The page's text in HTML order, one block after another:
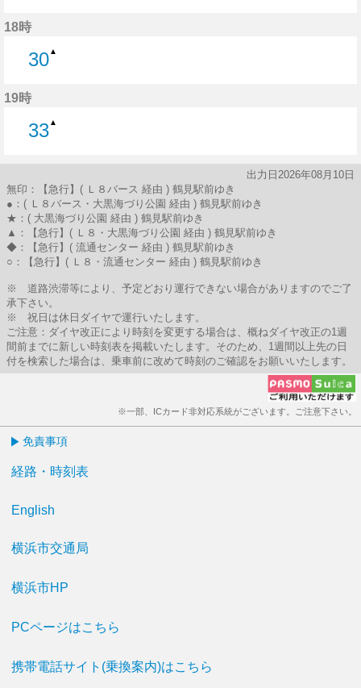
18時
30▲
19時
33▲
出力日2026年08月10日
無印：【急行】( Ｌ８バース 経由 ) 鶴見駅前ゆき
●：( Ｌ８バース・大黒海づり公園 経由 ) 鶴見駅前ゆき
★：( 大黒海づり公園 経由 ) 鶴見駅前ゆき
▲：【急行】( Ｌ８・大黒海づり公園 経由 ) 鶴見駅前ゆき
◆：【急行】( 流通センター 経由 ) 鶴見駅前ゆき
○：【急行】( Ｌ８・流通センター 経由 ) 鶴見駅前ゆき
※ 道路渋滞等により、予定どおり運行できない場合がありますのでご了
承下さい。
※ 祝日は休日ダイヤで運行いたします。
ご注意：ダイヤ改正により時刻を変更する場合は、概ねダイヤ改正の1週
間前までに新しい時刻表を掲載いたします。そのため、1週間以上先の日
付を検索した場合は、乗車前に改めて時刻のご確認をお願いいたします。
※一部、ICカード非対応系統がございます。ご注意下さい。
免責事項
経路・時刻表
English
横浜市交通局
横浜市HP
PCページはこちら
携帯電話サイト(乗換案内)はこちら